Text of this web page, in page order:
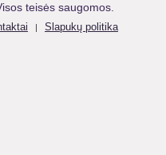
teisės saugomos.
| Slapukų politika